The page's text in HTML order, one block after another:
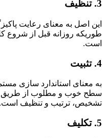
اصل به معنای رعایت
استاندارد سازی
خوب و مطلوب از طریق
ترتیب و تنظیف است.